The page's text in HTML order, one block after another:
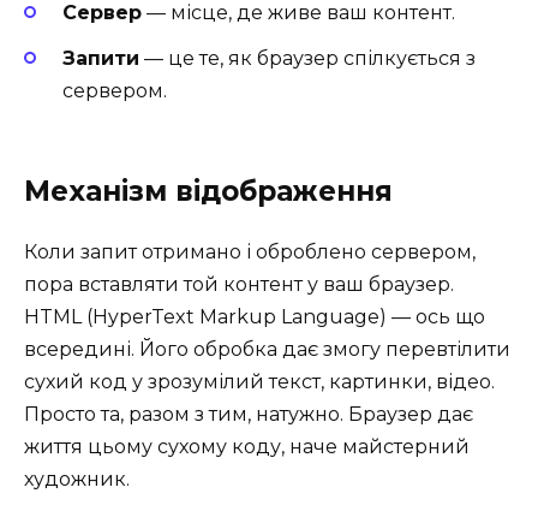
Сервер — місце, де живе ваш контент.
Запити — це те, як браузер спілкується з
сервером.
Механізм відображення
Коли запит отримано і оброблено сервером,
пора вставляти той контент у ваш браузер.
HTML (HyperText Markup Language) — ось що
всередині. Його обробка дає змогу перевтілити
сухий код у зрозумілий текст, картинки, відео.
Просто та, разом з тим, натужно. Браузер дає
життя цьому сухому коду, наче майстерний
художник.